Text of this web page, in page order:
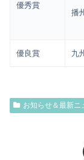
優秀賞
播
優良賞 九
お知らせ＆最新ニ